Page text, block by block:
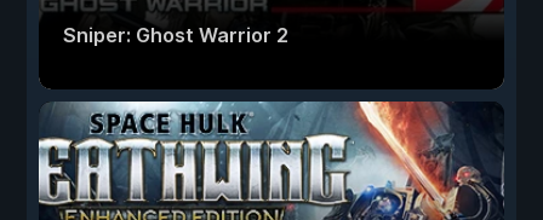
Sniper: Ghost Warrior 2